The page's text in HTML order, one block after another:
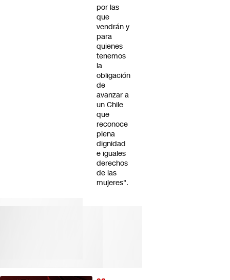
por las
que
vendrán y
para
quienes
tenemos
la
obligación
de
avanzar a
un Chile
que
reconoce
plena
dignidad
e iguales
derechos
de las
mujeres".